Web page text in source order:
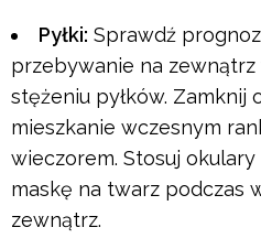
Pyłki: Sprawdź
przebywanie na
stężeniu pyłków. Zamknij
mieszkanie wczesnym
wieczorem. Stosuj
maskę na twarz podczas
zewnątrz.